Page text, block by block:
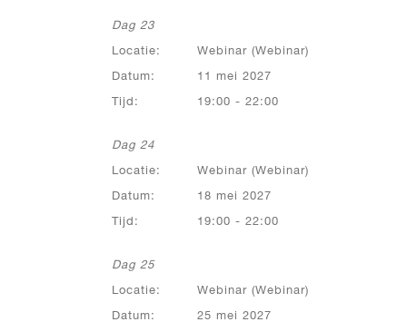
Dag 23
Locatie: Webinar (Webinar)
Datum: 11 mei 2027
Tijd: 19:00 - 22:00
Dag 24
Locatie: Webinar (Webinar)
Datum: 18 mei 2027
Tijd: 19:00 - 22:00
Dag 25
Locatie: Webinar (Webinar)
Datum: 25 mei 2027